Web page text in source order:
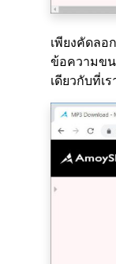
เพียงคัดลอ
ข้อความข
เดียวกับที่เ